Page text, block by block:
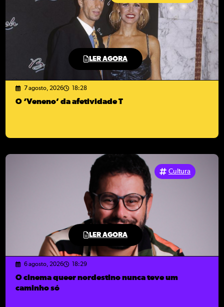
LER AGORA
7 agosto, 2026 18:28
O ‘Veneno’ da afetividade T
LER AGORA
Cultura
6 agosto, 2026 18:29
O cinema queer nordestino nunca teve um
caminho só